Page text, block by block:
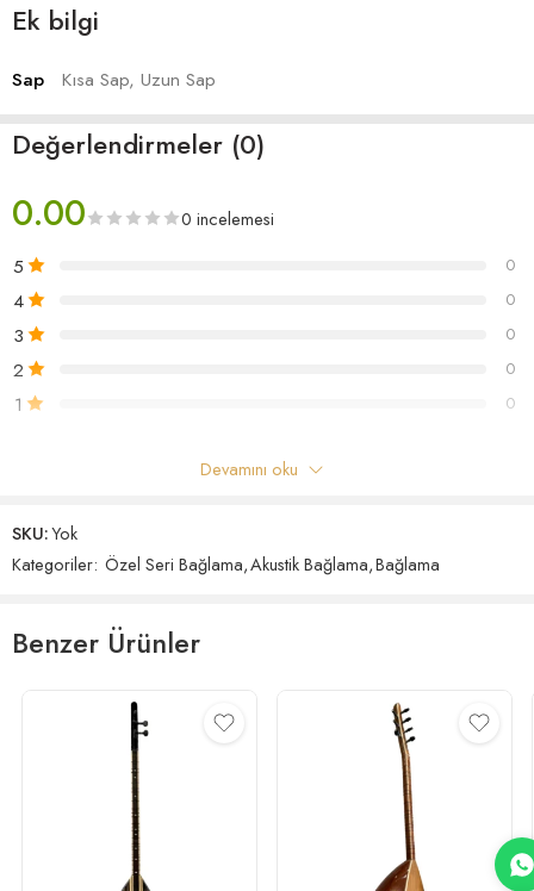
Ek bilgi
Sap Kısa Sap, Uzun Sap
Değerlendirmeler (0)
0.00 0 incelemesi
5 0
4 0
3 0
2 0
1 0
“Profesyonel Ardıç Bağlama” için ilk yorum yapan siz olun
Yorumlar
Henüz hiç yorum yok.
Devamını oku
SKU:Yok
Kategoriler: Özel Seri Bağlama,Akustik Bağlama,Bağlama
Benzer Ürünler